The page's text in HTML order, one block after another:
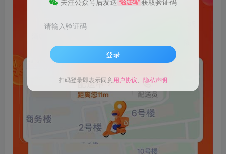
请输入验证码
登录
扫码登录即表示同意用户协议 隐私声明